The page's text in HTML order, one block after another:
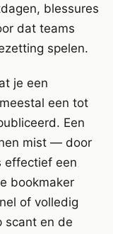
blessures
dat teams
spelen.
je een
een tot
Een
mist — door
effectief een
bookmaker
of volledig
scant en de